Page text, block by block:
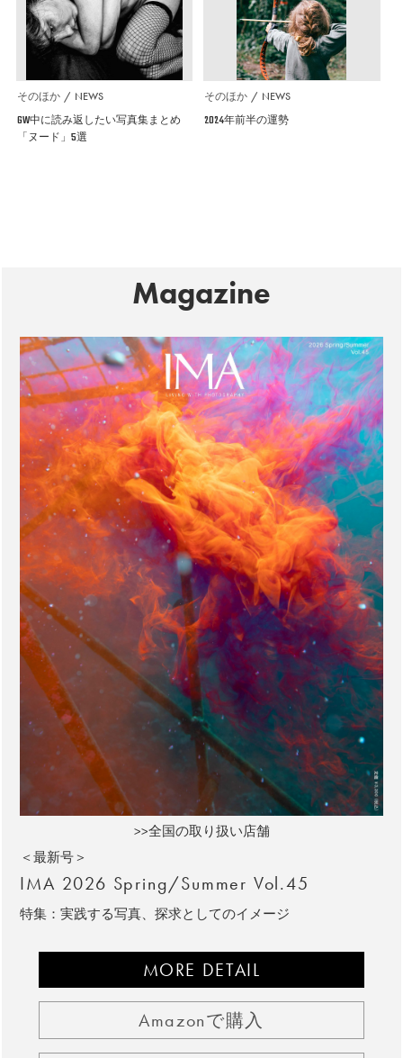
そのほか NEWS
GW中に読み返したい写真集まとめ
「ヌード」5選
そのほか NEWS
2024年前半の運勢
Magazine
>>全国の取り扱い店舗
＜最新号＞
IMA 2026 Spring/Summer Vol.45
特集：実践する写真、探求としてのイメージ
MORE DETAIL
Amazonで購入